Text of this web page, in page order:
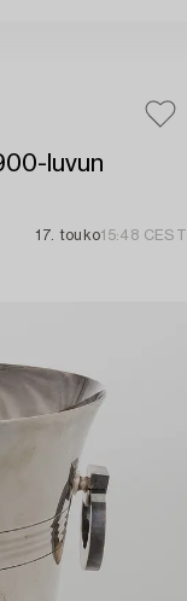
luvun
17. touko15:48 CEST